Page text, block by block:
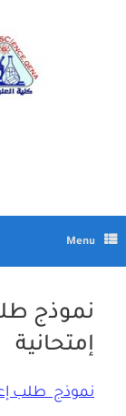
Menu
نموذج
إمتحانية
نموذج طلب